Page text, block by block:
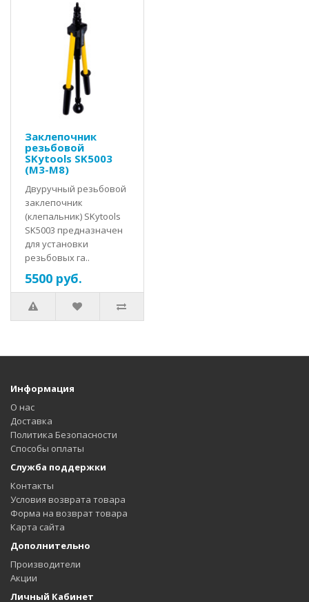
Заклепочник
резьбовой
SKytools SK5003
(M3-M8)
Двуручный резьбовой
заклепочник
(клепальник) SKytools
SK5003 предназначен
для установки
резьбовых га..
5500 руб.
Информация
О нас
Доставка
Политика Безопасности
Способы оплаты
Служба поддержки
Контакты
Условия возврата товара
Форма на возврат товара
Карта сайта
Дополнительно
Производители
Акции
Личный Кабинет